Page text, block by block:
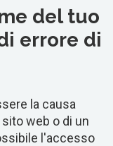
del tuo
errore di
la causa
web o di un
l'accesso